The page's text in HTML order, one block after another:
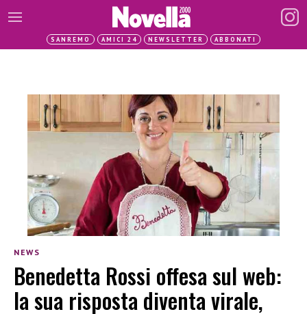
SANREMO AMICI 24 NEWSLETTER ABBONATI
NEWS
Benedetta Rossi offesa sul web:
la sua risposta diventa virale,